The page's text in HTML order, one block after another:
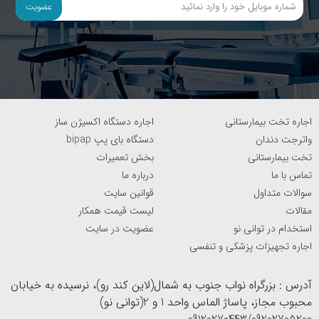
چنین شرایطی انواع ماسک و لوله دستگاه‌های کمک تنفسی
می‌تواند به تزریق اکسیژن غلیظ و بالا آمدن سطح اکسیژن خون
افراد کمک کند. به همین جهت در این مطلب قصد داریم درباره
انواع ماسک و لوله‌های موجود درفروشگاه توانی نو، اطلاعات
بیشتری را با شما به اشتراک بگذاریم.
بگیرید
عضویت
اجاره تخت بیمارستانی
اجاره دستگاه اکسیژن ساز
واترجت دندان
دستگاه بای پپ bipap
تخت بیمارستانی
بخش تعمیرات
تماس با ما
درباره ما
سوالات متداول
قوانین سایت
مقالات
لیست قیمت همکار
استخدام در توانی نو
عضویت در سایت
اجاره تجهیزات پزشکی و تنفسی
آدرس : بزرگراه نواب جنوب به شمال(لاین کند رو)، نرسیده به خیابان
محبوب مجاز، پاساژ الماس واحد 1 و 2(توانی نو)